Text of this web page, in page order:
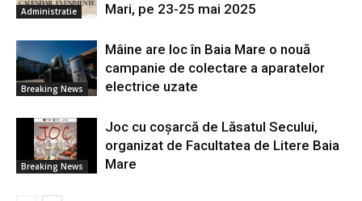
Administratie
Mari, pe 23-25 mai 2025
Breaking News
Mâine are loc în Baia Mare o nouă
campanie de colectare a aparatelor
electrice uzate
Breaking News
Joc cu coșarcă de Lăsatul Secului,
organizat de Facultatea de Litere Baia
Mare